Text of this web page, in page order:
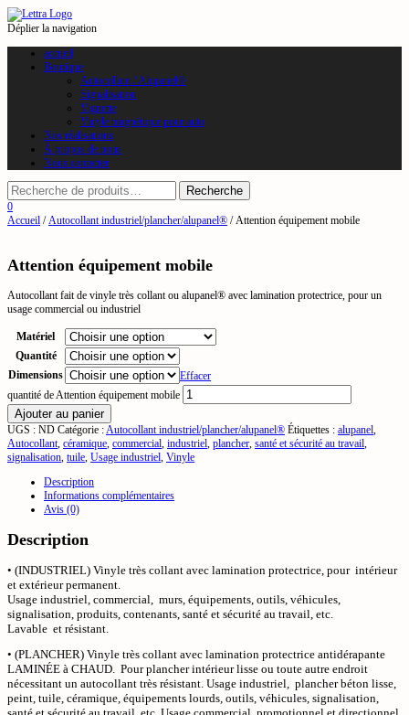
Déplier la navigation
accueil
Boutique
Autocollant / Alupanel®
Signalisation
Vignette
Vinyle magnétique pour auto
Nos réalisations
À propos de nous
Nous contacter
0
Accueil /Autocollant industriel/plancher/alupanel® / Attention équipement mobile
Attention équipement mobile
Autocollant fait de vinyle très collant ou alupanel® avec lamination protectrice, pour un
usage commercial ou industriel
Matériel
Quantité
Dimensions
Effacer
quantité de Attention équipement mobile
Ajouter au panier
UGS : ND Catégorie :Autocollant industriel/plancher/alupanel® Étiquettes : alupanel,
Autocollant, céramique, commercial, industriel, plancher, santé et sécurité au travail,
signalisation, tuile, Usage industriel, Vinyle
Description
Informations complémentaires
Avis (0)
Description
• (INDUSTRIEL) Vinyle très collant avec lamination protectrice, pour intérieur
et extérieur permanent.
Usage industriel, commercial, murs, équipements, outils, véhicules,
signalisation, produits, contenants, santé et sécurité au travail, etc.
Lavable et résistant.
• (PLANCHER) Vinyle très collant avec lamination protectrice antidérapante
LAMINÉE à CHAUD. Pour plancher intérieur lisse ou toute autre endroit
nécessitant un autocollant très résistant. Usage industriel, plancher béton lisse,
peint, tuile, céramique, équipements lourds, outils, véhicules, signalisation,